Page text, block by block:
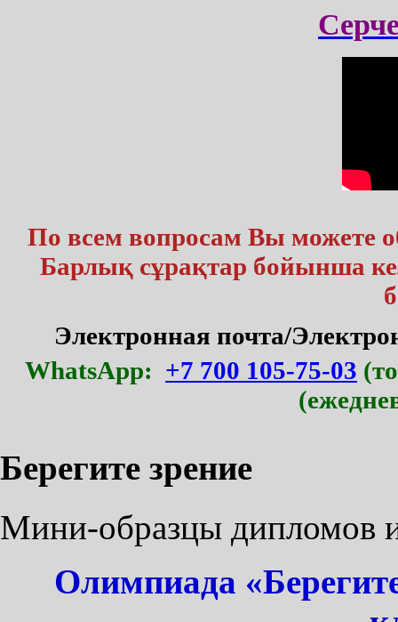
По всем вопросам Вы можете
Барлық сұрақтар бойынша
Электронная почта/
WhatsApp: +7 700 105-75-03
Берегите зрение
Мини-образцы дипломов и
Олимпиада